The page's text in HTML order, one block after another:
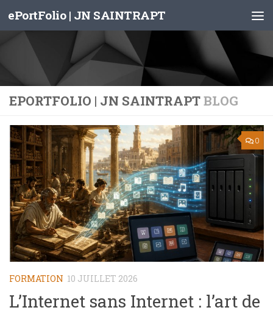
Skip to content
ePortFolio | JN SAINTRAPT
EPORTFOLIO | JN SAINTRAPTBLOG
0
FORMATION 10 JUILLET 2026
L’Internet sans Internet : l’art de